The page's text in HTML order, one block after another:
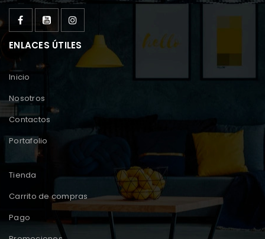
ENLACES ÚTILES
Inicio
Nosotros
Contactos
Portafolio
Tienda
Carrito de compras
Pago